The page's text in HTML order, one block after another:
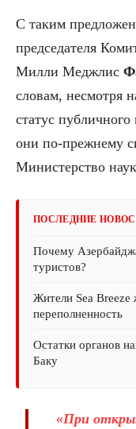
С таким
председателя
Милли Меджлис
словам, несмотря
статус
они по-прежнему
Министерство
ПОСЛЕДНИЕ
Почему
туристов?
Жители Sea Breeze
переполненность
Остатки органов
Баку
«При